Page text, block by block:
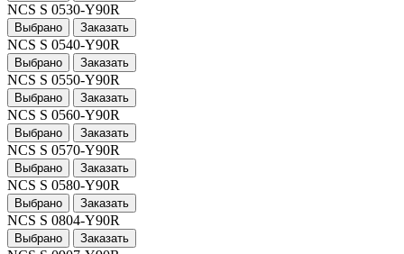
NCS S 0530-Y90R
Выбрано Заказать
NCS S 0540-Y90R
Выбрано Заказать
NCS S 0550-Y90R
Выбрано Заказать
NCS S 0560-Y90R
Выбрано Заказать
NCS S 0570-Y90R
Выбрано Заказать
NCS S 0580-Y90R
Выбрано Заказать
NCS S 0804-Y90R
Выбрано Заказать